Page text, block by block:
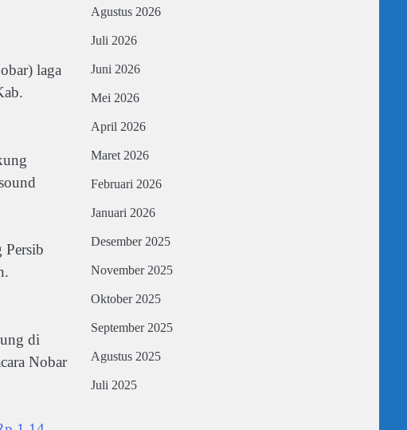
laga
Persib
di
Nobar
Agustus 2026
Juli 2026
Juni 2026
Mei 2026
April 2026
Maret 2026
Februari 2026
Januari 2026
Desember 2025
November 2025
Oktober 2025
September 2025
Agustus 2025
Juli 2025